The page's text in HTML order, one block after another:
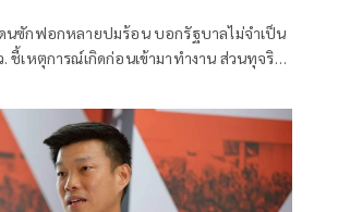
นซักฟอกหลายปมร้อน บอกรัฐบาลไม่จำเป็น
ชี้เหตุการณ์เกิดก่อนเข้ามาทำงาน ส่วนทุจริต